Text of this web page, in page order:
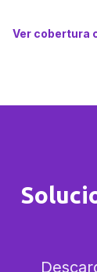
Ver cobertura